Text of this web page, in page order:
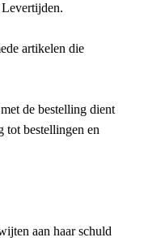
artikelen die
de bestelling dient
tot bestellingen en
aan haar schuld